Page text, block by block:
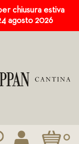
chiusura estiva
agosto 2026
Carrello0